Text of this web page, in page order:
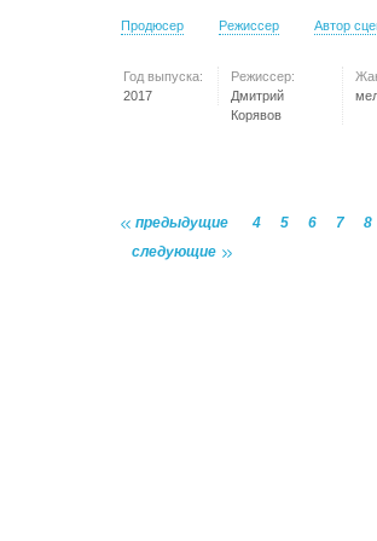
Продюсер Режиссер Автор
Год выпуска:
2017
Режиссер:
Дмитрий
Корявов
предыдущие 4 5 6 7
8
следующие